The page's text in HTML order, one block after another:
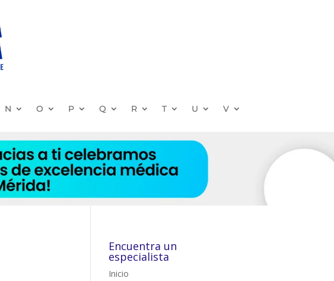
N O P Q R T U V
Encuentra un
especialista
Inicio